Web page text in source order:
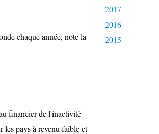
chaque année, note la
financier de l'inactivité
les pays à revenu faible et
2017
2016
2015